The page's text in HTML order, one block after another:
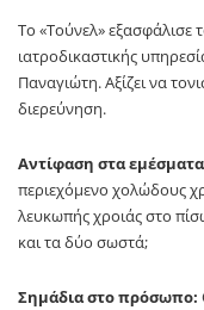
Το «Τούνελ» εξασφάλισε
ιατροδικαστικής
Παναγιώτη. Αξίζει να
διερεύνηση.
Αντίφαση στα
περιεχόμενο χολώδους
λευκωπής χροιάς στο
και τα δύο σωστά;
Σημάδια στο πρόσωπο: